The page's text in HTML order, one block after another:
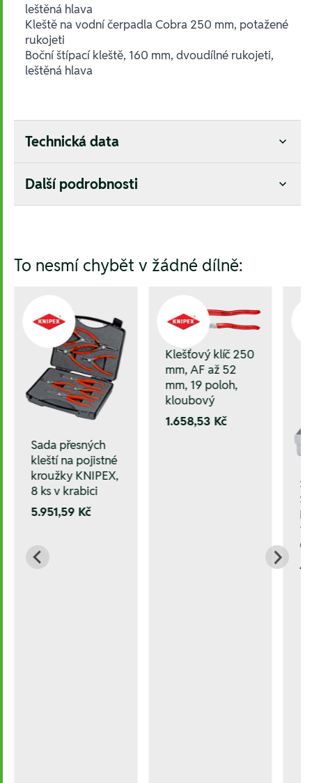
leštěná hlava
Kleště na vodní čerpadla Cobra 250 mm, potažené
rukojeti
Boční štípací kleště, 160 mm, dvoudílné rukojeti,
leštěná hlava
Technická data
Další podrobnosti
To nesmí chybět v žádné dílně:
Sada přesných
kleští na pojistné
kroužky KNIPEX,
8 ks v krabici
5.951,59 Kč
Klešťový klíč 250
mm, AF až 52
mm, 19 poloh,
kloubový
1.658,53 Kč